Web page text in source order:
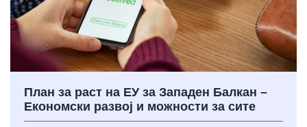
План за раст на ЕУ за Западен Балкан –
Економски развој и можности за сите